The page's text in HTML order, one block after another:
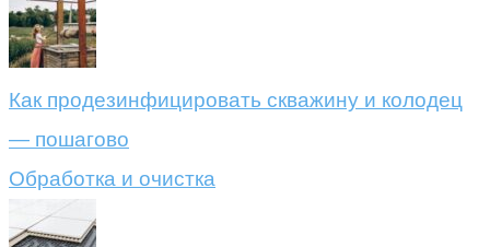
Как продезинфицировать скважину и колодец
— пошагово
Обработка и очистка